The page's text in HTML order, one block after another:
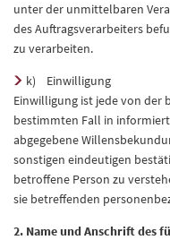
unter der unmittelbaren
des Auftragsverarbeiters
zu verarbeiten.
k) Einwilligung
Einwilligung ist jede von der
bestimmten Fall in
abgegebene
sonstigen eindeutigen
betroffene Person zu
sie betreffenden
2. Name und Anschrift des